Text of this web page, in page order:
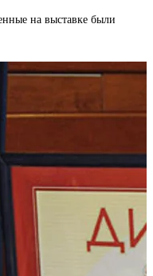
на выставке были